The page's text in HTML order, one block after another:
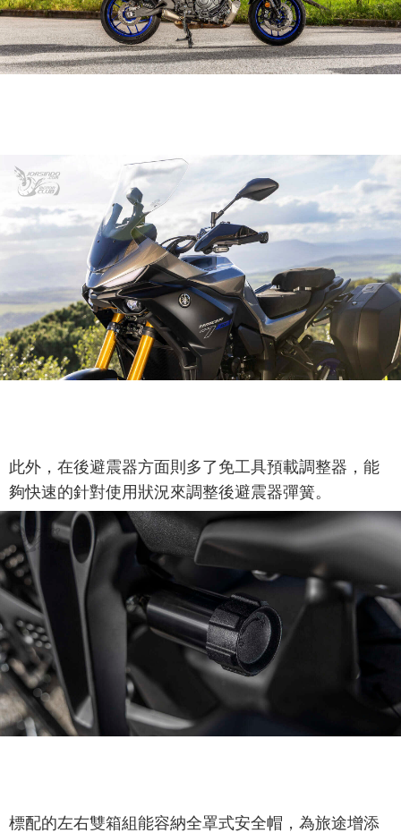
此外，在後避震器方面則多了免工具預載調整器，能
夠快速的針對使用狀況來調整後避震器彈簧。
標配的左右雙箱組能容納全罩式安全帽，為旅途增添